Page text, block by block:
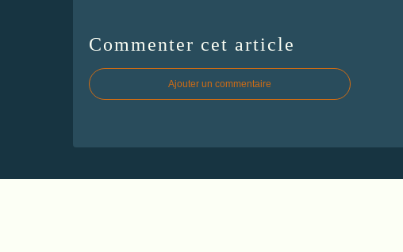
Commenter cet article
Ajouter un commentaire